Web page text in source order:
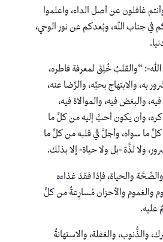
غافلون عن أصل الداء، واعلموا
في جناب الله، وبُعدكم عن نور الوحي،
: “والقلبُ خُلِقَ لمعرفة فاطره،
به، والابتهاج بحبِّه، والرِّضا عنه،
والبغض فيه، والموالاة فيه،
ذكره، وأن يكون أحبَّ إليه من كلِّ ما
ما سواه، وأجلَّ في قلبه من كلِّ ما
ولا لذَّة -بل ولا حياة- إلا بذلك.
والحياة، فإذا فقدَ غذاءه
والغموم والأحزان مُسارِعةٌ من كلِّ
عليه.
والذُّنوب، والغفلة، والاستهانةُ